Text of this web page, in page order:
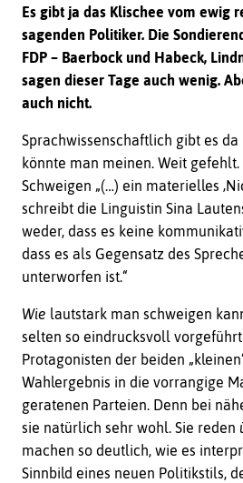
Es gibt ja das Klischee vom ewig
sagenden Politiker. Die
FDP – Baerbock und Habeck,
sagen dieser Tage auch wenig.
auch nicht.
Sprachwissenschaftlich gibt es
könnte man meinen. Weit gefehlt.
Schweigen „(…) ein materielles
schreibt die Linguistin Sina
weder, dass es keine
dass es als Gegensatz des
unterworfen ist.“
Wie lautstark man schweigen
selten so eindrucksvoll
Protagonisten der beiden
Wahlergebnis in die vorrangige
geratenen Parteien. Denn bei
sie natürlich sehr wohl. Sie reden
machen so deutlich, wie es
Sinnbild eines neuen Politikstils,